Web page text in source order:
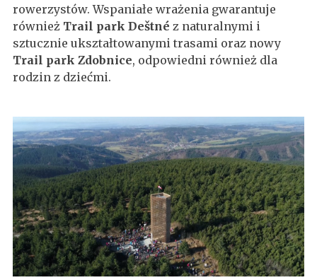
rowerzystów. Wspaniałe wrażenia gwarantuje
również Trail park Deštné z naturalnymi i
sztucznie ukształtowanymi trasami oraz nowy
Trail park Zdobnice, odpowiedni również dla
rodzin z dziećmi.